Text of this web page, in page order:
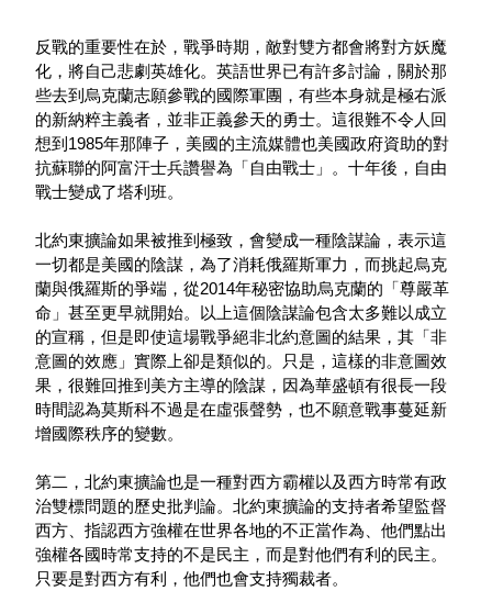
反戰的重要性在於，戰爭時期，敵對雙方都會將對方妖魔
化，將自己悲劇英雄化。英語世界已有許多討論，關於那
些去到烏克蘭志願參戰的國際軍團，有些本身就是極右派
的新納粹主義者，並非正義參天的勇士。這很難不令人回
想到1985年那陣子，美國的主流媒體也美國政府資助的對
抗蘇聯的阿富汗士兵讚譽為「自由戰士」。十年後，自由
戰士變成了塔利班。
北約東擴論如果被推到極致，會變成一種陰謀論，表示這
一切都是美國的陰謀，為了消耗俄羅斯軍力，而挑起烏克
蘭與俄羅斯的爭端，從2014年秘密協助烏克蘭的「尊嚴革
命」甚至更早就開始。以上這個陰謀論包含太多難以成立
的宣稱，但是即使這場戰爭絕非北約意圖的結果，其「非
意圖的效應」實際上卻是類似的。只是，這樣的非意圖效
果，很難回推到美方主導的陰謀，因為華盛頓有很長一段
時間認為莫斯科不過是在虛張聲勢，也不願意戰事蔓延新
增國際秩序的變數。
第二，北約東擴論也是一種對西方霸權以及西方時常有政
治雙標問題的歷史批判論。北約東擴論的支持者希望監督
西方、指認西方強權在世界各地的不正當作為、他們點出
強權各國時常支持的不是民主，而是對他們有利的民主。
只要是對西方有利，他們也會支持獨裁者。